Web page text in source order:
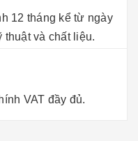
12 tháng kể từ ngày
thuật và chất liệu.
VAT đầy đủ.